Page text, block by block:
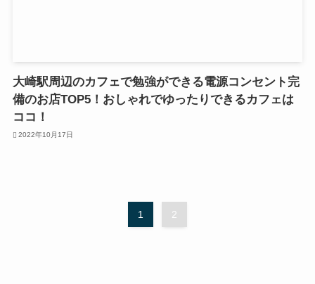
大崎駅周辺のカフェで勉強ができる電源コンセント完
備のお店TOP5！おしゃれでゆったりできるカフェは
ココ！
2022年10月17日
1 2